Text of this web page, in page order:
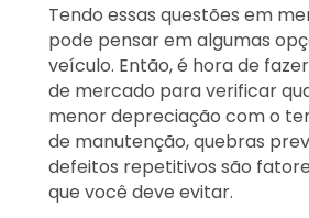
Tendo essas questões em
pode pensar em algumas
veículo. Então, é hora de
de mercado para verificar
menor depreciação com o
de manutenção, quebras
defeitos repetitivos são
que você deve evitar.